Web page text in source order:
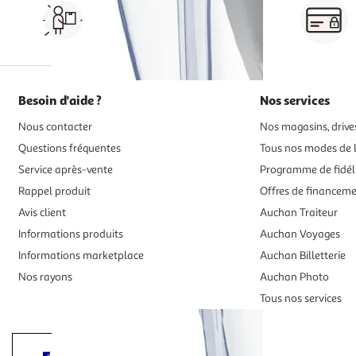
Vos courses à domicile, en
drive ou click & collect
Besoin d'aide ?
Nous contacter
Questions fréquentes
Service après-vente
Rappel produit
Avis client
Informations produits
Informations marketplace
Nos rayons
Nos services
Nos magasins,
Tous nos modes de
Programme de
Offres de
Auchan Traiteur
Auchan Voyages
Auchan Billetterie
Auchan Photo
Tous nos services